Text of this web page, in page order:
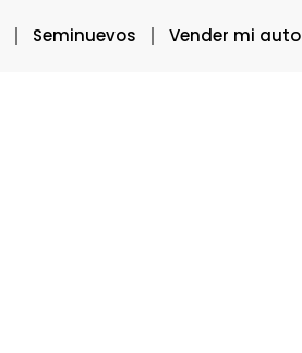
Seminuevos Vender mi auto